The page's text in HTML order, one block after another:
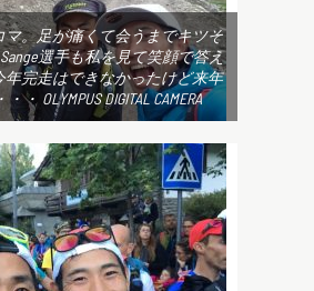
マ。足が痛くて会うまでキツそ
選手も私を見て笑顔で答え
年完走はできなかったけど来年
・ OLYMPUS DIGITAL CAMERA